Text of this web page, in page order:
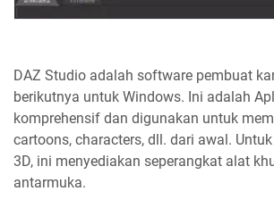
DAZ Studio adalah software pembuat
berikutnya untuk Windows. Ini adalah
komprehensif dan digunakan untuk
cartoons, characters, dll. dari awal.
3D, ini menyediakan seperangkat alat
antarmuka.